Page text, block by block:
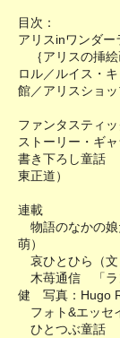
目次：
アリスinワンダー
｛アリスの挿絵
ロル／ルイス・
館／アリスショ
ファンタスティ
ストーリー・ギ
書き下ろし童話
東正道）
連載
物語のなかの
萌）
哀ひとひら（文
木苺通信 「ラ
健 写真：Hugo
フォト&エッセ
ひとつぶ童話